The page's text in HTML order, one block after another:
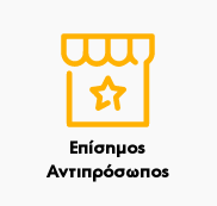
Επίσημος
Αντιπρόσωπος